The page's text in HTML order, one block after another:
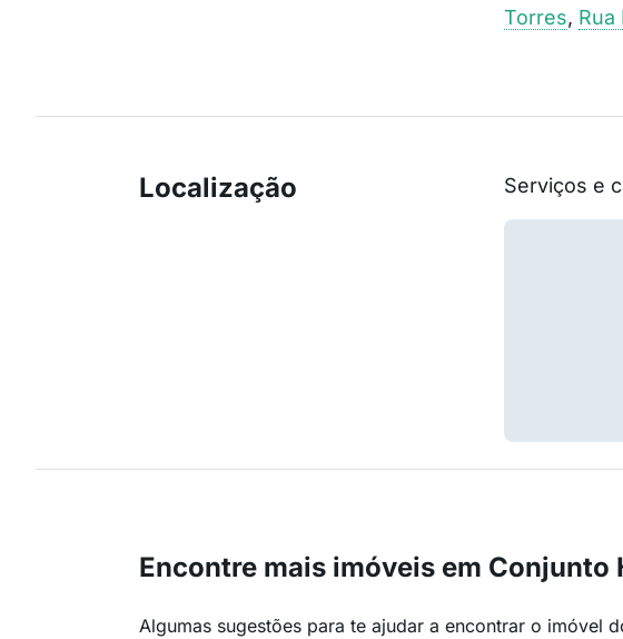
Torres, Rua
Localização Serviços e
Encontre mais imóveis em
Algumas sugestões para te ajudar a encontrar o imóvel